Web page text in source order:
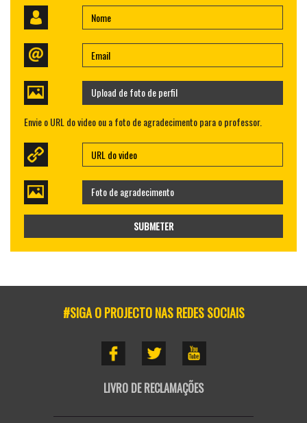
Upload de foto de perfil
Envie o URL do video ou a foto de agradecimento para o professor.
Foto de agradecimento
SUBMETER
#SIGA O PROJECTO NAS REDES SOCIAIS
LIVRO DE RECLAMAÇÕES